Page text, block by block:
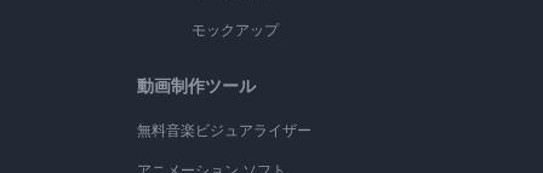
モックアップ
動画制作ツール
無料音楽ビジュアライザー